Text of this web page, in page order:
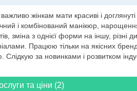
жінкам мати красиві і доглянуті
і комбінований манікюр,
зміна з однієї форми на іншу, різні
Працюю тільки на якісних
Слідкую за новинками і розвитком
та ціни (2)